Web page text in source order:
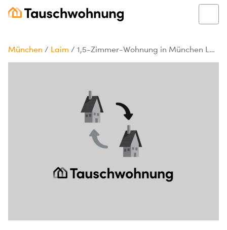
München / Laim / 1,5-Zimmer-Wohnung in München Laim